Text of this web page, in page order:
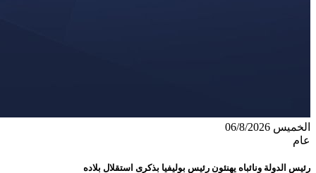
الخميس 06/8/2026
عام
رئيس الدولة ونائباه يهنئون رئيس بوليفيا بذكرى استقلال بلاده